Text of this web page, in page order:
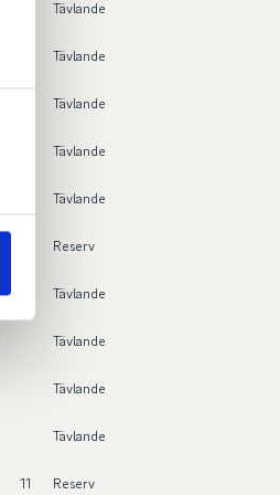
Tävlande
Tävlande
Tävlande
Tävlande
Tävlande
Reserv
Tävlande
Tävlande
Tävlande
Tävlande
11 Reserv